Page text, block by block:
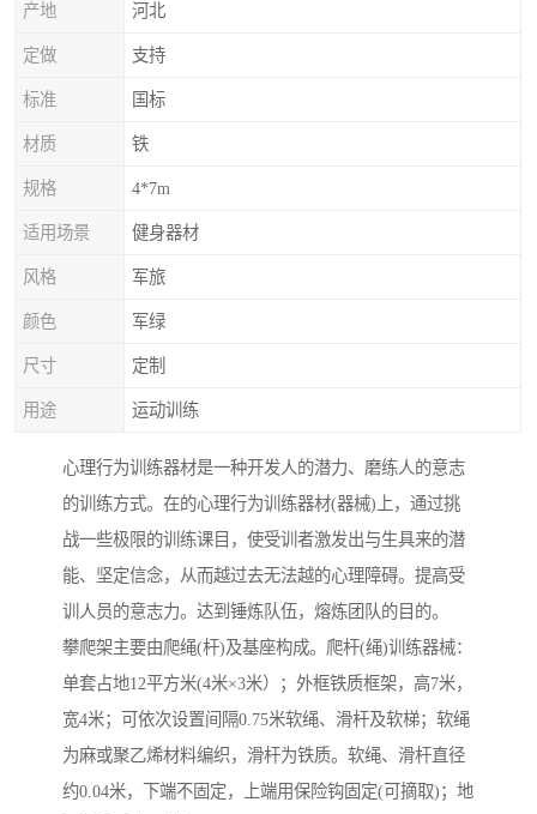
产地 河北
定做 支持
标准 国标
材质 铁
规格 4*7m
适用场景 健身器材
风格 军旅
颜色 军绿
尺寸 定制
用途 运动训练
心理行为训练器材是一种开发人的潜力、磨练人的意志
的训练方式。在的心理行为训练器材(器械)上，通过挑
战一些极限的训练课目，使受训者激发出与生具来的潜
能、坚定信念，从而越过去无法越的心理障碍。提高受
训人员的意志力。达到锤炼队伍，熔炼团队的目的。
攀爬架主要由爬绳(杆)及基座构成。爬杆(绳)训练器械：
单套占地12平方米(4米×3米）；外框铁质框架，高7米，
宽4米；可依次设置间隔0.75米软绳、滑杆及软梯；软绳
为麻或聚乙烯材料编织，滑杆为铁质。软绳、滑杆直径
约0.04米，下端不固定，上端用保险钩固定(可摘取)；地